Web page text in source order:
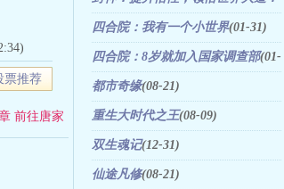
票推荐
前往唐家
(08-21)
四合院：我有一个小世界(01-31)
四合院：8岁就加入国家调查部(01-
16)
都市奇缘(08-21)
重生大时代之王(08-09)
双生魂记(12-31)
仙途凡修(08-21)